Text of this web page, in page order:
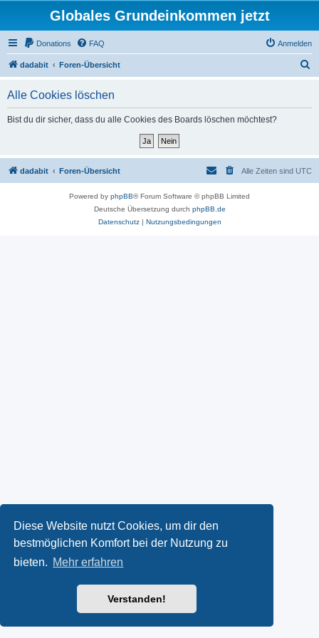
Diese Website nutzt Cookies, um dir den
bestmöglichen Komfort bei der Nutzung zu
bieten. Mehr erfahren
Verstanden!
Globales Grundeinkommen jetzt
Donations FAQ Anmelden
dadabit Foren-Übersicht
Alle Cookies löschen
Bist du dir sicher, dass du alle Cookies des Boards löschen möchtest?
dadabit Foren-Übersicht Alle Zeiten sind UTC
Powered by phpBB® Forum Software © phpBB Limited
Deutsche Übersetzung durch phpBB.de
Datenschutz| Nutzungsbedingungen